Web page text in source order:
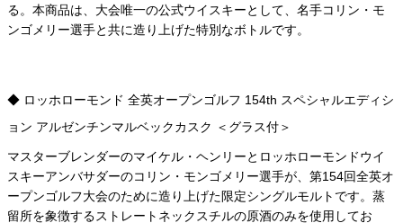
る。本商品は、大会唯一の公式ウイスキーとして、名手コリン・モ
ンゴメリー選手と共に造り上げた特別なボトルです。
◆ ロッホローモンド 全英オープンゴルフ 154th スペシャルエディシ
ョン アルゼンチンマルベックカスク ＜グラス付＞
マスターブレンダーのマイケル・ヘンリーとロッホローモンドウイ
スキーアンバサダーのコリン・モンゴメリー選手が、第154回全英オ
ープンゴルフ大会のために造り上げた限定シングルモルトです。蒸
留所を象徴するストレートネックスチルの原酒のみを使用してお